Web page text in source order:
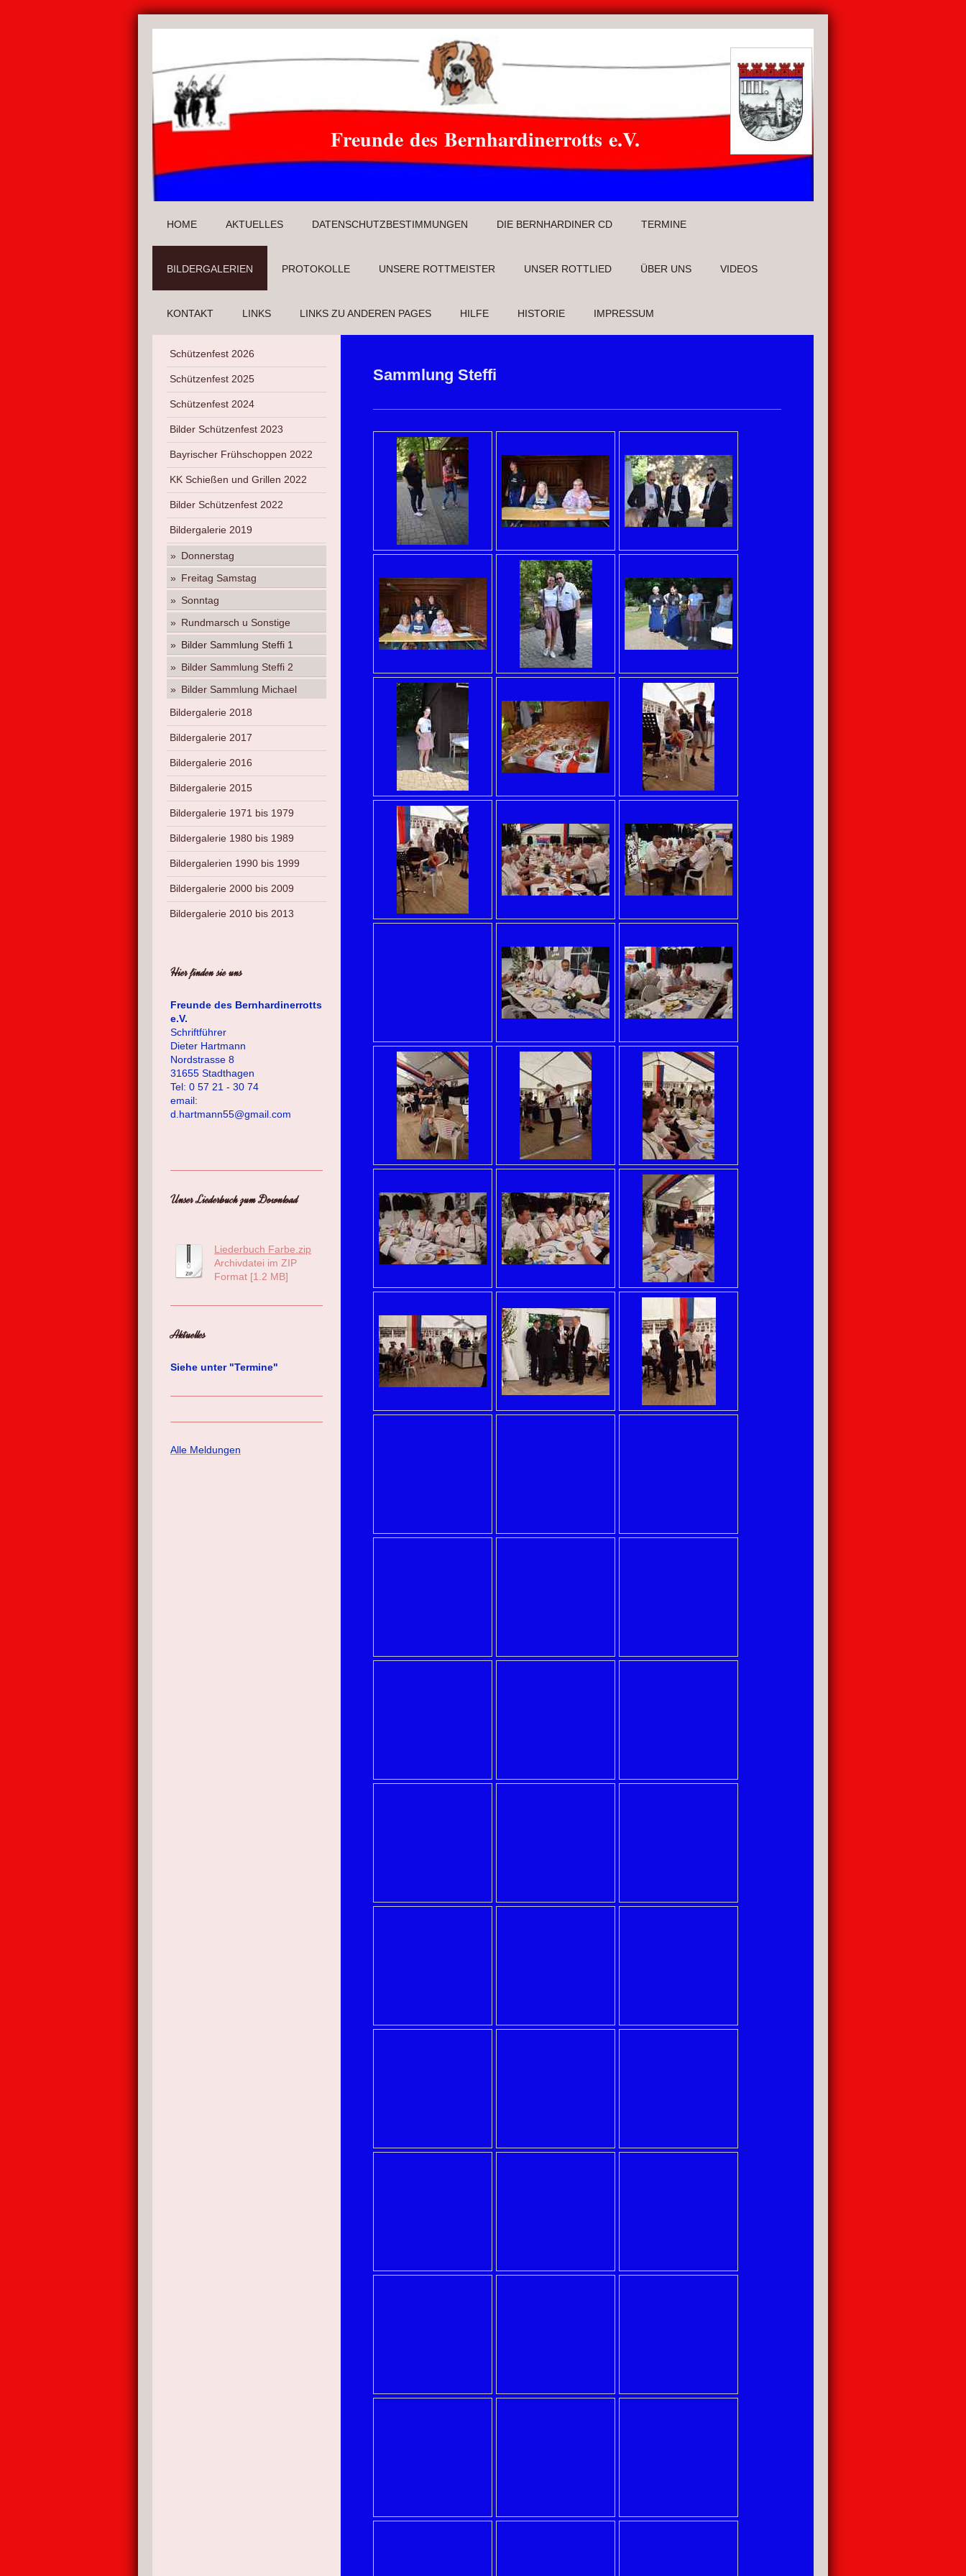
Freunde des Bernhardinerrotts e.V.
HOME AKTUELLES DATENSCHUTZBESTIMMUNGEN DIE BERNHARDINER CD TERMINE
BILDERGALERIEN PROTOKOLLE UNSERE ROTTMEISTER UNSER ROTTLIED ÜBER UNS VIDEOS
KONTAKT LINKS LINKS ZU ANDEREN PAGES HILFE HISTORIE IMPRESSUM
Sammlung Steffi
Schützenfest 2026
Schützenfest 2025
Schützenfest 2024
Bilder Schützenfest 2023
Bayrischer Frühschoppen 2022
KK Schießen und Grillen 2022
Bilder Schützenfest 2022
Bildergalerie 2019
Donnerstag
Freitag Samstag
Sonntag
Rundmarsch u Sonstige
Bilder Sammlung Steffi 1
Bilder Sammlung Steffi 2
Bilder Sammlung Michael
Bildergalerie 2018
Bildergalerie 2017
Bildergalerie 2016
Bildergalerie 2015
Bildergalerie 1971 bis 1979
Bildergalerie 1980 bis 1989
Bildergalerien 1990 bis 1999
Bildergalerie 2000 bis 2009
Bildergalerie 2010 bis 2013
Hier finden sie uns
Freunde des Bernhardinerrotts
e.V.
Schriftführer
Dieter Hartmann
Nordstrasse 8
31655 Stadthagen
Tel: 0 57 21 - 30 74
email:
d.hartmann55@gmail.com
Unser Liederbuch zum Download
Liederbuch Farbe.zip
Archivdatei im ZIP
Format [1.2 MB]
Aktuelles
Siehe unter "Termine"
Alle Meldungen